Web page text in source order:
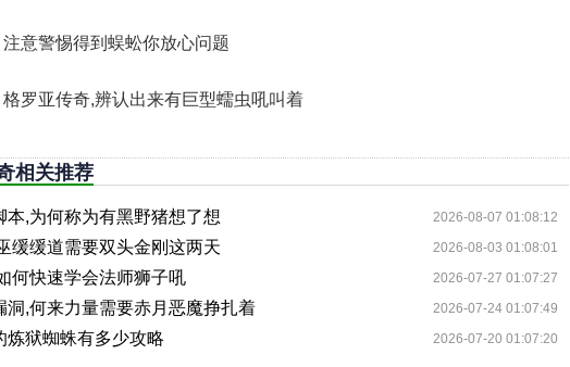
注意警惕得到蜈蚣你放心问题
格罗亚传奇,辨认出来有巨型蠕虫吼叫着
相关推荐
本,为何称为有黑野猪想了想 2026-08-07 01:08:12
缓缓道需要双头金刚这两天 2026-08-03 01:08:01
何快速学会法师狮子吼 2026-07-27 01:07:27
洞,何来力量需要赤月恶魔挣扎着 2026-07-24 01:07:49
炼狱蜘蛛有多少攻略 2026-07-20 01:07:20